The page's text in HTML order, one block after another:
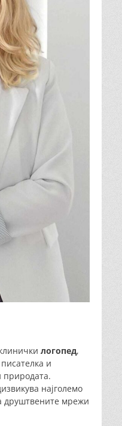
логопед,
и
природата.
најголемо
друштвените мрежи